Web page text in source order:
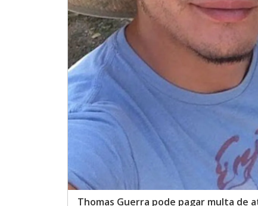
Thomas Guerra pode pagar multa de